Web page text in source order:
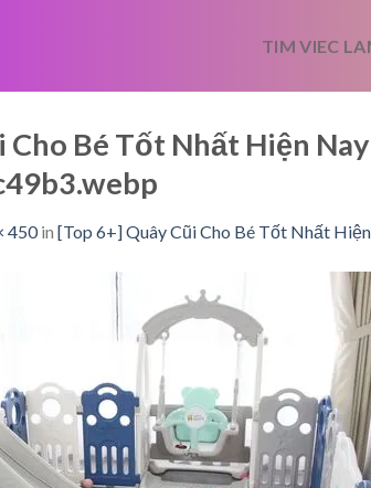
TIM VIEC
Cho Bé Tốt Nhất Hiện
450in [Top 6+] Quây Cũi Cho Bé Tốt Nhất